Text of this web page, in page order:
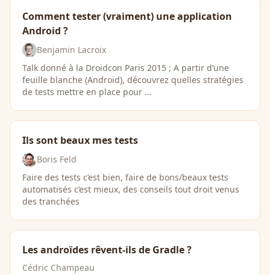
Comment tester (vraiment) une application
Android ?
Benjamin Lacroix
Talk donné à la Droidcon Paris 2015 ; A partir d’une
feuille blanche (Android), découvrez quelles stratégies
de tests mettre en place pour …
Ils sont beaux mes tests
Boris Feld
Faire des tests c’est bien, faire de bons/beaux tests
automatisés c’est mieux, des conseils tout droit venus
des tranchées
Les androïdes rêvent-ils de Gradle ?
Cédric Champeau